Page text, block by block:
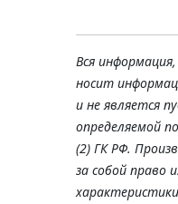
Вся
носит
и не является
определяемой
(2) ГК РФ.
за собой право